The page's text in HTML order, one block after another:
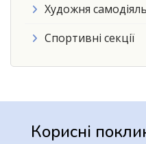
Художня
Спортивні секції
Корисні